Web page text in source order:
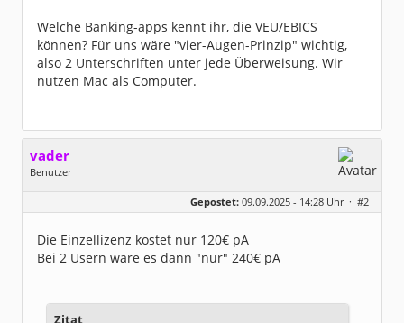
Welche Banking-apps kennt ihr, die VEU/EBICS
können? Für uns wäre "vier-Augen-Prinzip" wichtig,
also 2 Unterschriften unter jede Überweisung. Wir
nutzen Mac als Computer.
vader
Benutzer
Dabei seit:
12 / 2004
Gepostet: 09.09.2025 - 14:28 Uhr · #2
Die Einzellizenz kostet nur 120€ pA
Bei 2 Usern wäre es dann "nur" 240€ pA
Zitat